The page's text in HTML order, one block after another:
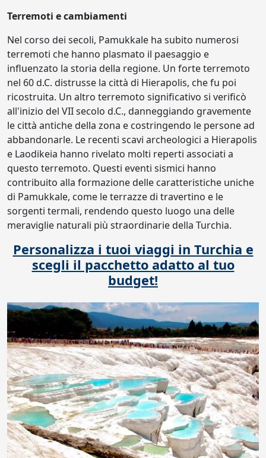
Terremoti e cambiamenti
Nel corso dei secoli, Pamukkale ha subito numerosi
terremoti che hanno plasmato il paesaggio e
influenzato la storia della regione. Un forte terremoto
nel 60 d.C. distrusse la città di Hierapolis, che fu poi
ricostruita. Un altro terremoto significativo si verificò
all'inizio del VII secolo d.C., danneggiando gravemente
le città antiche della zona e costringendo le persone ad
abbandonarle. Le recenti scavi archeologici a Hierapolis
e Laodikeia hanno rivelato molti reperti associati a
questo terremoto. Questi eventi sismici hanno
contribuito alla formazione delle caratteristiche uniche
di Pamukkale, come le terrazze di travertino e le
sorgenti termali, rendendo questo luogo una delle
meraviglie naturali più straordinarie della Turchia.
Personalizza i tuoi viaggi in Turchia e
scegli il pacchetto adatto al tuo
budget!